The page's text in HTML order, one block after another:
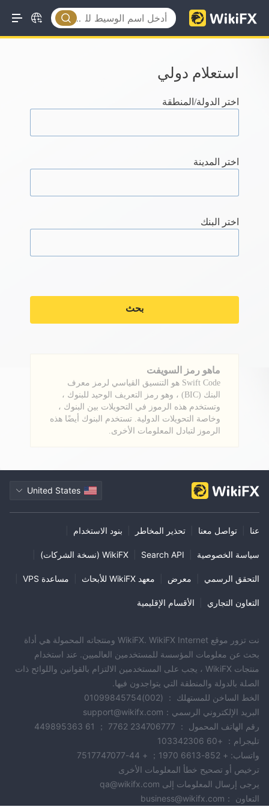
استعلام دولي
اختر الدولة/المنطقة
اختر المدينة
اختر البنك
بحث
ماهو رمز السويفت
Swift Code هو التنسيق القياسي لرمز معرف
البنك (BIC) ، وهو رمز التعريف الوحيد للبنوك ،
وتستخدم هذه الرموز في التحويلات بين البنوك ،
وخاصة التحويلات الدولية. تستخدم البنوك أيضًا هذه
الرموز لتبادل المعلومات الأخرى.
United States
عنا تواصل معنا تحذير المخاطر بنود الاستخدام
سياسة الخصوصية Search API WikiFX (نسخة الشركات)
التحقق الرسمي معرض معهد WikiFX للأبحاث مساعدة VPS
التعاون التجاري الأقسام الإقليمية
نت تزور موقع WikiFX. WikiFX Internet ومنتجاته المحمولة هي أداة
بحث عن معلومات المؤسسة للمستخدمين العالميين. عند استخدام
منتجات WikiFX ، يجب على المستخدمين الالتزام بالقوانين واللوائح ذات
الصلة بالدولة والمنطقة التي يتواجدون فيها.
الخط الساخن للمستهلك ： (002)01099845754
البريد الإلكتروني الرسمي：support@wikifx.com
رقم الهاتف المحمول ： 234706777 7762 ； 61 449895363
تليجرام： +60 103342306
واتساب: + 852-6613 1970； + 44-7517747077
ترخيص أو تصحيح خطأ المعلومات الأخرى
يرجى إرسال المعلومات إلى qa@wikifx.com
التعاون ：business@wikifx.com